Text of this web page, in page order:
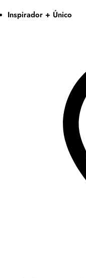
Inspirador + Único